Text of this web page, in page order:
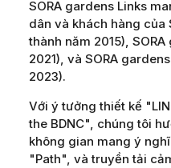
SORA gardens Links
dân và khách hàng của
thành năm 2015),
2021), và SORA
2023).
Với ý tưởng thiết kế
the BDNC", chúng tôi
không gian mang ý
"Path", và truyền tải